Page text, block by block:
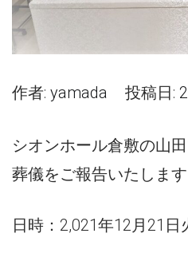
作者: yamada 投稿日:
シオンホール倉敷の山
葬儀をご報告いたします
日時：2,021年12月21日